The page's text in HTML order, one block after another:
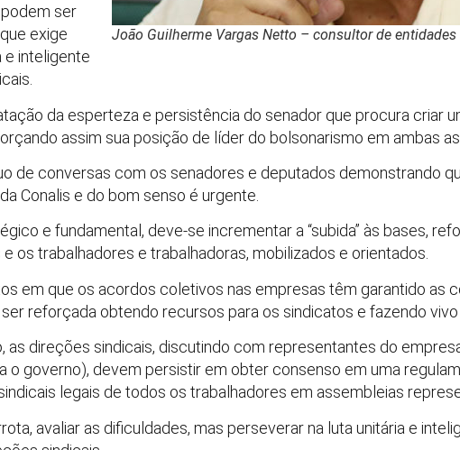
João Guilherme Vargas Netto – consultor de
ser
exige
e inteligente
da esperteza e persistência do senador que procura criar
assim sua posição de líder do bolsonarismo em ambas
de conversas com os senadores e deputados demonstrando
Conalis e do bom senso é urgente.
e fundamental, deve-se incrementar a “subida” às bases,
os trabalhadores e trabalhadoras, mobilizados e orientados.
em que os acordos coletivos nas empresas têm garantido as
reforçada obtendo recursos para os sindicatos e fazendo vivo
as direções sindicais, discutindo com representantes do
o governo), devem persistir em obter consenso em uma
legais de todos os trabalhadores em assembleias
avaliar as dificuldades, mas perseverar na luta unitária e